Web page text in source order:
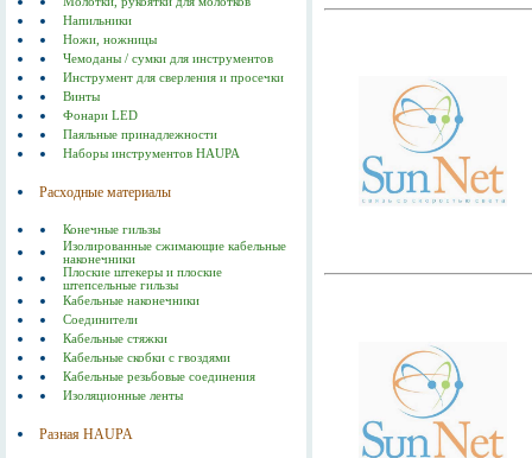
Напильники
Ножи, ножницы
Чемоданы / сумки для инструментов
Инструмент для сверления и просечки
Винты
Фонари LED
Паяльные принадлежности
Наборы инструментов HAUPA
Расходные материалы
Конечные гильзы
Изолированные сжимающие кабельные
наконечники
Плоские штекеры и плоские
штепсельные гильзы
Кабельные наконечники
Соединители
Кабельные стяжки
Кабельные скобки с гвоздями
Кабельные резьбовые соединения
Изоляционные ленты
Разная HAUPA